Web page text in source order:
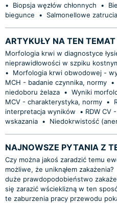
•
Biopsja węzłów chłonnych •
biegunce
• Salmonellowe
ARTYKUŁY NA TEN TEMAT
Morfologia krwi w diagnostyce
nieprawidłowości w szpiku
•
Morfologia krwi obwodowej -
MCH - badanie czynnika, normy •
niedoboru żelaza • Wyniki
MCV - charakterystyka, normy •
interpretacja wyników
• ​RDW CV
wskazania • Niedokrwistość
NAJNOWSZE PYTANIA Z
Czy można jakoś zaradzić temu
możliwe, że uniknąłem zakażenia?
duże prawdopodobieństwo
się zarazić wścieklizną w ten
te zaburzenia pracy przewodu